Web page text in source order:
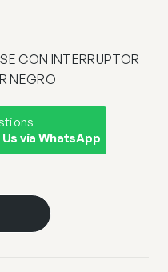
CON INTERRUPTOR
NEGRO
via WhatsApp